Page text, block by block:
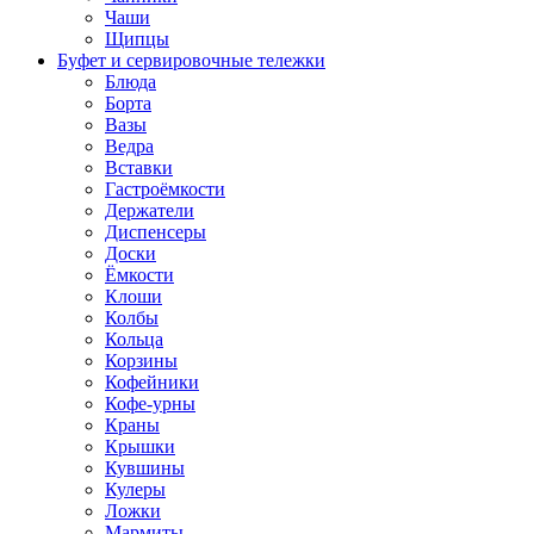
Чаши
Щипцы
Буфет и сервировочные тележки
Блюда
Борта
Вазы
Ведра
Вставки
Гастроёмкости
Держатели
Диспенсеры
Доски
Ёмкости
Клоши
Колбы
Кольца
Корзины
Кофейники
Кофе-урны
Краны
Крышки
Кувшины
Кулеры
Ложки